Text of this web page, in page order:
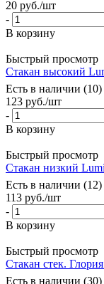
20 руб./шт
-
В корзину
Быстрый просмотр
Стакан высокий
Есть в наличии (10)
123 руб./шт
-
В корзину
Быстрый просмотр
Стакан низкий
Есть в наличии (12)
113 руб./шт
-
В корзину
Быстрый просмотр
Стакан стек.
Есть в наличии (30)